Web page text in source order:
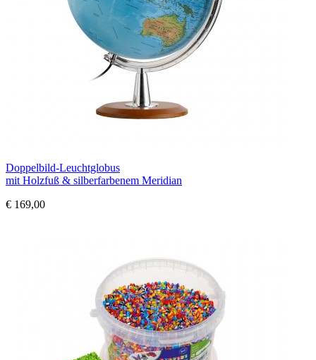
Doppelbild-Leuchtglobus
mit Holzfuß & silberfarbenem Meridian
€ 169,00